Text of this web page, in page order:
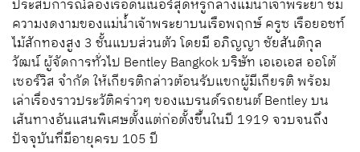
ประสบการณ์ล่องเรือดินเนอร์สุดหรูกลางแม่น้ำเจ้าพระยา ชม
ความงดงามของแม่น้ำเจ้าพระยาบนเรือพฤกษ์ ครูซ เรือยอชท์
ไม้สักทองสูง 3 ชั้นแบบส่วนตัว โดยมี อภิญญา ชัยสันติกุล
วัฒน์ ผู้จัดการทั่วไป Bentley Bangkok บริษัท เอเอเอส ออโต้
เซอร์วิส จำกัด ให้เกียรติกล่าวต้อนรับแขกผู้มีเกียรติ พร้อม
เล่าเรื่องราวประวัติคร่าวๆ ของแบรนด์รถยนต์ Bentley บน
เส้นทางอันแสนพิเศษตั้งแต่ก่อตั้งขึ้นในปี 1919 จวบจนถึง
ปัจจุบันที่มีอายุครบ 105 ปี